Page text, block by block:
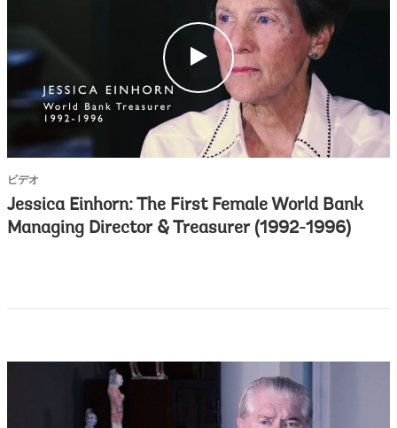
c
i
c
k
ビデオ
Jessica Einhorn: The First Female World Bank
Managing Director & Treasurer (1992-1996)